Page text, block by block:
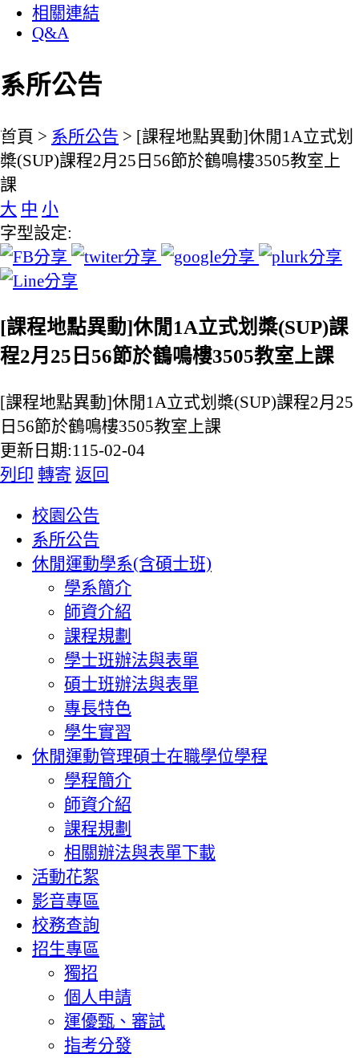
相關連結
Q&A
系所公告
:::
首頁 > 系所公告 > [課程地點異動]休閒1A立式划
槳(SUP)課程2月25日56節於鶴鳴樓3505教室上
課
大 中 小
字型設定:
[課程地點異動]休閒1A立式划槳(SUP)課
程2月25日56節於鶴鳴樓3505教室上課
[課程地點異動]休閒1A立式划槳(SUP)課程2月25
日56節於鶴鳴樓3505教室上課
更新日期:115-02-04
列印 轉寄 返回
校園公告
系所公告
休閒運動學系(含碩士班)
學系簡介
師資介紹
課程規劃
學士班辦法與表單
碩士班辦法與表單
專長特色
學生實習
休閒運動管理碩士在職學位學程
學程簡介
師資介紹
課程規劃
相關辦法與表單下載
活動花絮
影音專區
校務查詢
招生專區
獨招
個人申請
運優甄、審試
指考分發